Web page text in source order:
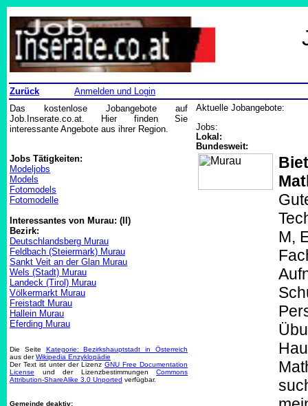
Zurück
Anmelden und Login
Das kostenlose Jobangebote auf
Job.Inserate.co.at. Hier finden Sie
interessante Angebote aus ihrer Region.
Jobs Tätigkeiten:
Modeljobs
Models
Fotomodels
Fotomodelle
Interessantes von Murau: (II)
Bezirk:
Deutschlandsberg Murau
Feldbach (Steiermark) Murau
Sankt Veit an der Glan Murau
Wels (Stadt) Murau
Landeck (Tirol) Murau
Völkermarkt Murau
Freistadt Murau
Hallein Murau
Eferding Murau
Die Seite Kategorie: Bezirkshauptstadt in Österreich
aus derWikipedia Enzyklopädie
Der Text ist unter der Lizenz GNU Free Documentation
License und der Lizenzbestimmungen Commons
Attribution-ShareAlike 3.0 Unported verfügbar.
Gemeinde deaktiv:
Aktuelle Jobangebote:
Jobs:
Lokal:
Bundesweit:
M,